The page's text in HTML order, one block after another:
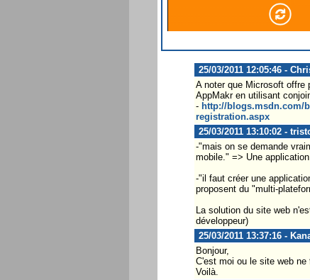
25/03/2011 12:05:46 -
A noter que Microsoft offre
AppMakr en utilisant
- http://blogs.msdn.com/
registration.aspx
25/03/2011 13:10:02 -
-"mais on se demande
mobile." => Une
-"il faut créer une
proposent du "multi-
La solution du site web
développeur)
25/03/2011 13:37:16 -
Bonjour,
C'est moi ou le site web ne
Voilà.